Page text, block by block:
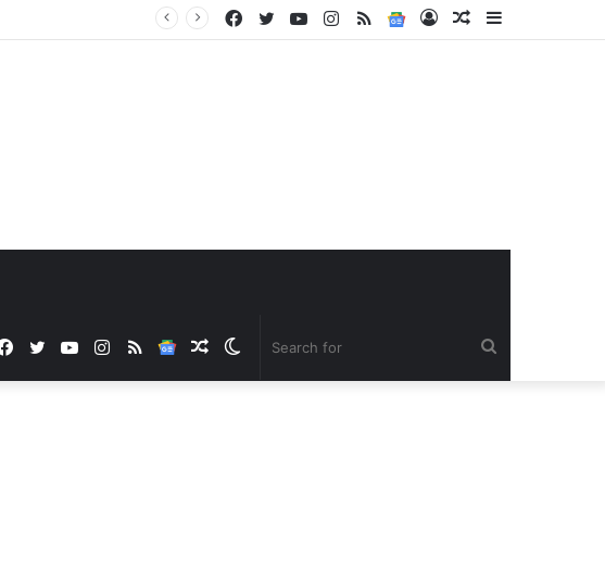
Sidebar
Random
Log
Google
RSS
Instagram
YouTube
Twitter
Facebook
Switch
Random
Google
RSS
Instagram
YouTube
Twitter
Facebook